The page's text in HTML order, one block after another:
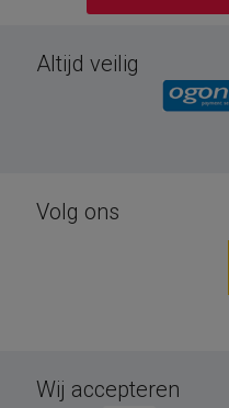
Altijd veilig
Volg ons
Wij accepteren